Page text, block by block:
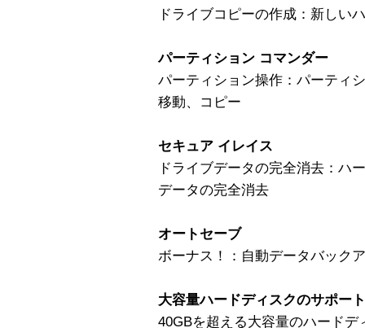
ドライブコピーの作成：新しい
パーティション コマンダー
パーティション操作：パーティ
移動、コピー
セキュア イレイス
ドライブデータの完全消去：ハ
データの完全消去
オートセーブ
ボーナス！：自動データバック
大容量ハードディスクのサポート
40GBを超える大容量のハード